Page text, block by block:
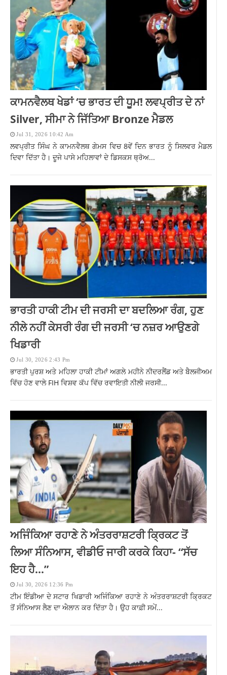
ਕਾਮਨਵੈਲਥ ਖੇਡਾਂ ‘ਚ ਭਾਰਤ ਦੀ ਧੂਮ! ਲਵਪ੍ਰੀਤ ਦੇ ਨਾਂ
Silver, ਸੀਮਾ ਨੇ ਜਿੱਤਿਆ Bronze ਮੈਡਲ
Jul 31, 2026 10:42 Am
ਲਵਪ੍ਰੀਤ ਸਿੰਘ ਨੇ ਕਾਮਨਵੈਲਥ ਗੇਮਸ ਵਿਚ 8ਵੇਂ ਦਿਨ ਭਾਰਤ ਨੂੰ ਸਿਲਵਰ ਮੈਡਲ
ਦਿਵਾ ਦਿੱਤਾ ਹੈ। ਦੂਜੇ ਪਾਸੇ ਮਹਿਲਾਵਾਂ ਦੇ ਡਿਸਕਸ ਥ੍ਰੋਅ...
ਭਾਰਤੀ ਹਾਕੀ ਟੀਮ ਦੀ ਜਰਸੀ ਦਾ ਬਦਲਿਆ ਰੰਗ, ਹੁਣ
ਨੀਲੇ ਨਹੀਂ ਕੇਸਰੀ ਰੰਗ ਦੀ ਜਰਸੀ ‘ਚ ਨਜ਼ਰ ਆਉਣਗੇ
ਖਿਡਾਰੀ
Jul 30, 2026 2:43 Pm
ਭਾਰਤੀ ਪੁਰਸ਼ ਅਤੇ ਮਹਿਲਾ ਹਾਕੀ ਟੀਮਾਂ ਅਗਲੇ ਮਹੀਨੇ ਨੀਦਰਲੈਂਡ ਅਤੇ ਬੈਲਜੀਅਮ
ਵਿੱਚ ਹੋਣ ਵਾਲੇ FIH ਵਿਸ਼ਵ ਕੱਪ ਵਿੱਚ ਰਵਾਇਤੀ ਨੀਲੀ ਜਰਸੀ...
ਅਜਿੰਕਿਆ ਰਹਾਣੇ ਨੇ ਅੰਤਰਰਾਸ਼ਟਰੀ ਕ੍ਰਿਕਟ ਤੋਂ
ਲਿਆ ਸੰਨਿਆਸ, ਵੀਡੀਓ ਜਾਰੀ ਕਰਕੇ ਕਿਹਾ- “ਸੱਚ
ਇਹ ਹੈ…”
Jul 30, 2026 12:36 Pm
ਟੀਮ ਇੰਡੀਆ ਦੇ ਸਟਾਰ ਖਿਡਾਰੀ ਅਜਿੰਕਿਆ ਰਹਾਣੇ ਨੇ ਅੰਤਰਰਾਸ਼ਟਰੀ ਕ੍ਰਿਕਟ
ਤੋਂ ਸੰਨਿਆਸ ਲੈਣ ਦਾ ਐਲਾਨ ਕਰ ਦਿੱਤਾ ਹੈ। ਉਹ ਕਾਫ਼ੀ ਸਮੇਂ...